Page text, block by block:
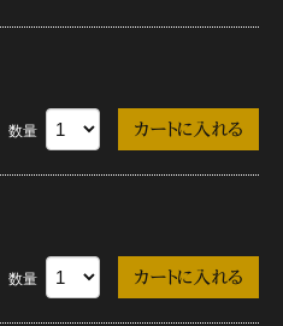
数量
数量